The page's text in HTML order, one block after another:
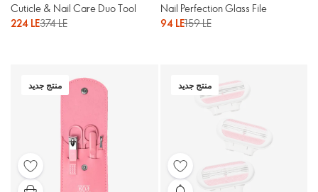
Cuticle & Nail Care Duo Tool
224 LE374 LE
Nail Perfection Glass File
94 LE159 LE
منتج جديد منتج جديد